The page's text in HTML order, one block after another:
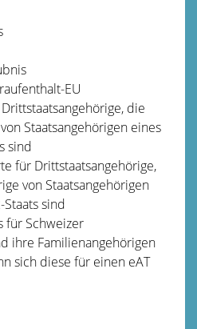
EU
die
Staatsangehörigen eines
sind
für Drittstaatsangehörige,
von Staatsangehörigen
Staats sind
für Schweizer
ihre Familienangehörigen
sich diese für einen eAT